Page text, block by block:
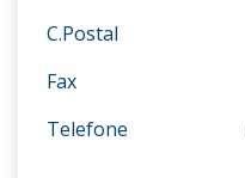
C.Postal
Fax
Telefone